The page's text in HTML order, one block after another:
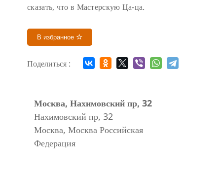
сказать, что в Мастерскую Ца-ца.
В избранное
Поделиться :
Москва, Нахимовский пр, 32
Нахимовский пр, 32
Москва, Москва Российская
Федерация